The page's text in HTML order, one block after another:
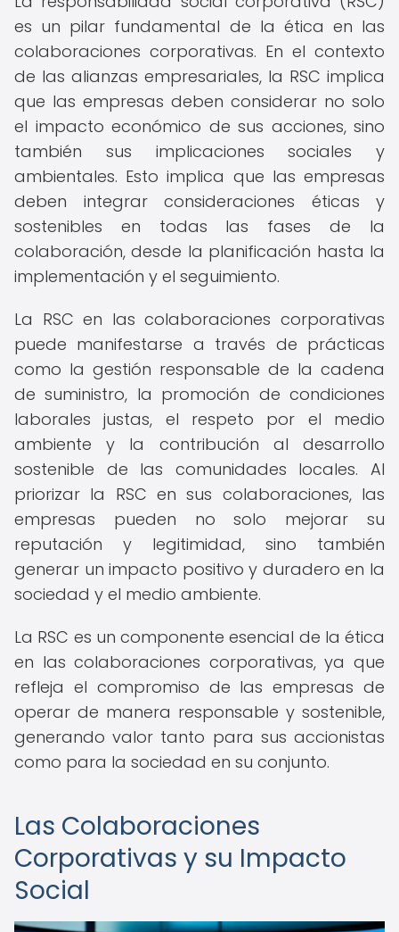
es un pilar fundamental de la ética en las
colaboraciones corporativas. En el contexto
de las alianzas empresariales, la RSC implica
que las empresas deben considerar no solo
el impacto económico de sus acciones, sino
también sus implicaciones sociales y
ambientales. Esto implica que las empresas
deben integrar consideraciones éticas y
sostenibles en todas las fases de la
colaboración, desde la planificación hasta la
implementación y el seguimiento.
La RSC en las colaboraciones corporativas
puede manifestarse a través de prácticas
como la gestión responsable de la cadena
de suministro, la promoción de condiciones
laborales justas, el respeto por el medio
ambiente y la contribución al desarrollo
sostenible de las comunidades locales. Al
priorizar la RSC en sus colaboraciones, las
empresas pueden no solo mejorar su
reputación y legitimidad, sino también
generar un impacto positivo y duradero en la
sociedad y el medio ambiente.
La RSC es un componente esencial de la ética
en las colaboraciones corporativas, ya que
refleja el compromiso de las empresas de
operar de manera responsable y sostenible,
generando valor tanto para sus accionistas
como para la sociedad en su conjunto.
Las Colaboraciones
Corporativas y su Impacto
Social